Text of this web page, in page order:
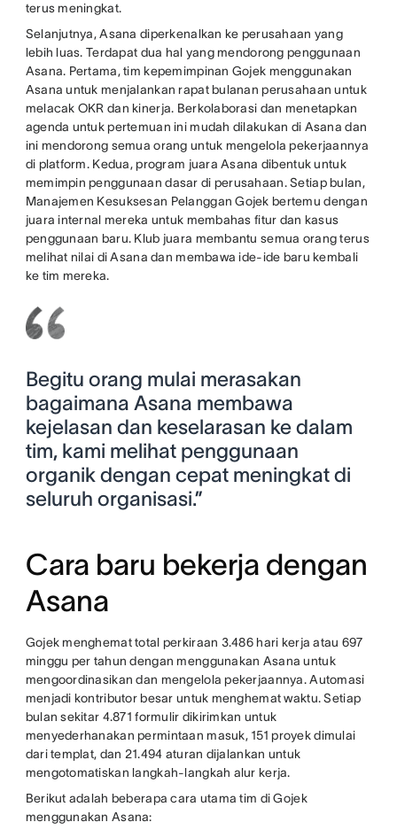
terus meningkat.
Selanjutnya, Asana diperkenalkan ke perusahaan yang
lebih luas. Terdapat dua hal yang mendorong penggunaan
Asana. Pertama, tim kepemimpinan Gojek menggunakan
Asana untuk menjalankan rapat bulanan perusahaan untuk
melacak OKR dan kinerja. Berkolaborasi dan menetapkan
agenda untuk pertemuan ini mudah dilakukan di Asana dan
ini mendorong semua orang untuk mengelola pekerjaannya
di platform. Kedua, program juara Asana dibentuk untuk
memimpin penggunaan dasar di perusahaan. Setiap bulan,
Manajemen Kesuksesan Pelanggan Gojek bertemu dengan
juara internal mereka untuk membahas fitur dan kasus
penggunaan baru. Klub juara membantu semua orang terus
melihat nilai di Asana dan membawa ide-ide baru kembali
ke tim mereka.
Begitu orang mulai merasakan
bagaimana Asana membawa
kejelasan dan keselarasan ke dalam
tim, kami melihat penggunaan
organik dengan cepat meningkat di
seluruh organisasi.”
Cara baru bekerja dengan
Asana
Gojek menghemat total perkiraan 3.486 hari kerja atau 697
minggu per tahun dengan menggunakan Asana untuk
mengoordinasikan dan mengelola pekerjaannya. Automasi
menjadi kontributor besar untuk menghemat waktu. Setiap
bulan sekitar 4.871 formulir dikirimkan untuk
menyederhanakan permintaan masuk, 151 proyek dimulai
dari templat, dan 21.494 aturan dijalankan untuk
mengotomatiskan langkah-langkah alur kerja.
Berikut adalah beberapa cara utama tim di Gojek
menggunakan Asana: